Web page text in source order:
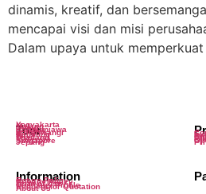
dinamis, kreatif, dan
mencapai visi dan misi
Dalam upaya untuk
Tour
Jepang
Singapore
Malaysia
Thailand
Bali
Bandung
Banyuwangi
Lombok
Karimunjawa
Dieng
Malang
Yogyakarta
Information
About Us
Request for Quotation
Company Profile
Term of Use
Privacy Policy
Return Policy